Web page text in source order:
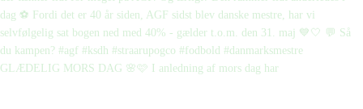
GLÆDELIG MORS DAG 🌸🩷 I anledning af mors dag har